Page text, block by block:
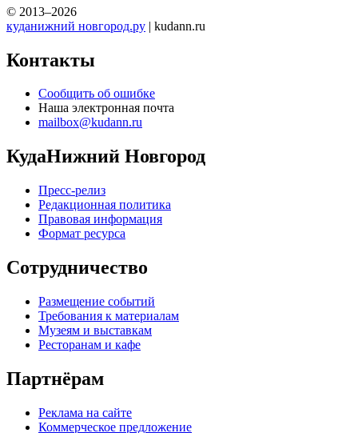
© 2013–2026
куданижний новгород.ру | kudann.ru
Контакты
Сообщить об ошибке
Наша электронная почта
mailbox@kudann.ru
КудаНижний Новгород
Пресс-релиз
Редакционная политика
Правовая информация
Формат ресурса
Сотрудничество
Размещение событий
Требования к материалам
Музеям и выставкам
Ресторанам и кафе
Партнёрам
Реклама на сайте
Коммерческое предложение